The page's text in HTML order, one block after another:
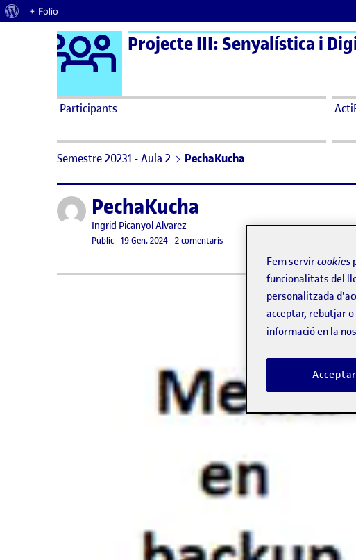
Quant al WordPress
+ Folio
Saltar al contingut Logo Ágora
Projecte III: Senyalística i
Participants
Semestre 20231 - Aula 2 PechaKucha
Publicat perPechaKucha
Publicat per
Ingrid Picanyol Alvarez
Visibilitat:
Públic-Data de publicació
19 Gen. 202419 gener, 2024 6:38 pm
-2 comentarisa PechaKucha
Fem servircookies
funcionalitats del
personalitzada
acceptar, rebutjar
informació en la
Acceptar